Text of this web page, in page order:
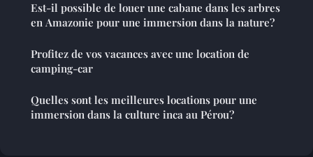
Est-il possible de louer une cabane dans les arbres
en Amazonie pour une immersion dans la nature?
Profitez de vos vacances avec une location de
camping-car
Quelles sont les meilleures locations pour une
immersion dans la culture inca au Pérou?